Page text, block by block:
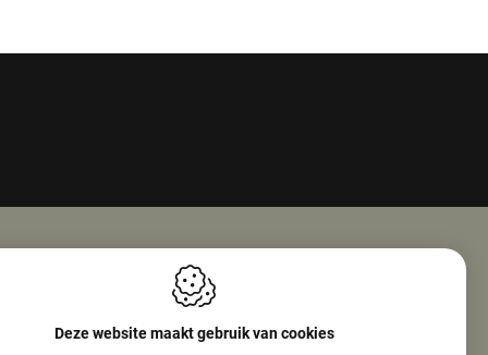
Nv (Amphore)
Openingsuren
Maandag
08:00 - 18:00
Dinsdag
Deze website maakt gebruik van cookies